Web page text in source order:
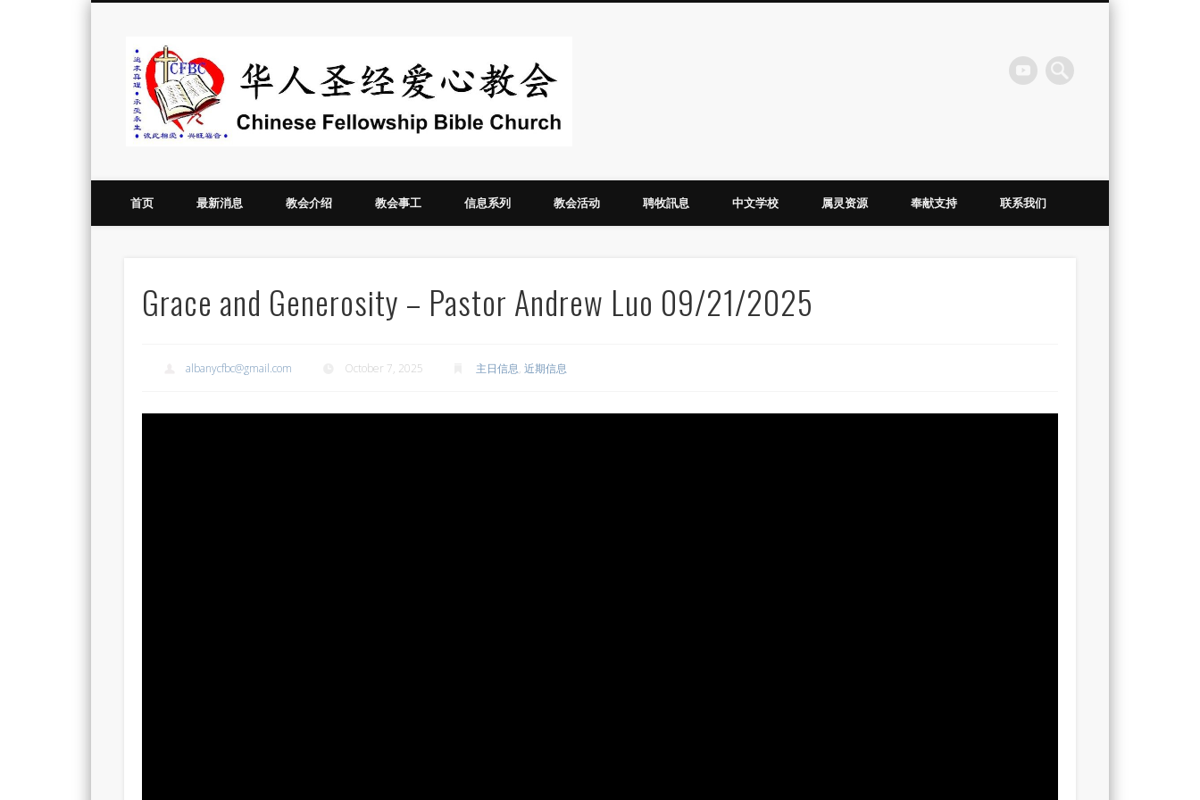
Vimeo
首页 最新消息 教会介绍 教会事工 信息系列 教会活动 聘牧訊息 中文学校 属灵资源 奉献支持 联系我们
Grace and Generosity – Pastor Andrew Luo 09/21/2025
albanycfbc@gmail.com October 7, 2025 主日信息, 近期信息